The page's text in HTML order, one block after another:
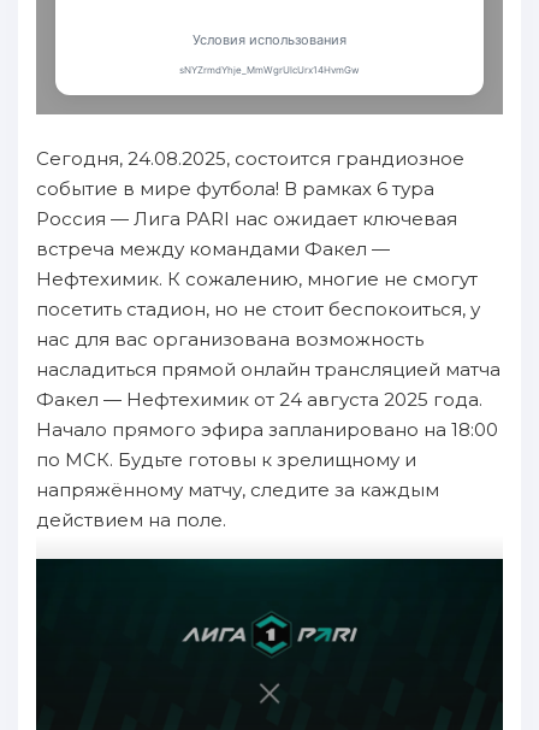
Сегодня, 24.08.2025, состоится грандиозное
событие в мире футбола! В рамках 6 тура
Россия — Лига PARI нас ожидает ключевая
встреча между командами Факел —
Нефтехимик. К сожалению, многие не смогут
посетить стадион, но не стоит беспокоиться, у
нас для вас организована возможность
насладиться прямой онлайн трансляцией матча
Факел — Нефтехимик от 24 августа 2025 года.
Начало прямого эфира запланировано на 18:00
по МСК. Будьте готовы к зрелищному и
напряжённому матчу, следите за каждым
действием на поле.